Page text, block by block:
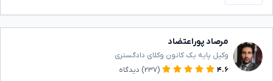
مرصاد پوراعتضاد
وکیل پایه یک کانون وکلای دادگستری
۴.۶
(۲۳۷) دیدگاه